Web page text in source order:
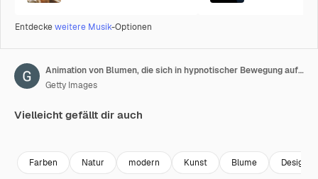
Entdeckeweitere Musik-Optionen
Animation von Blumen, die sich in hypnotischer Bewegung auf grauem Hintergrund drehen.
Getty Images
Vielleicht gefällt dir auch
Farben Natur modern Kunst Blume Design